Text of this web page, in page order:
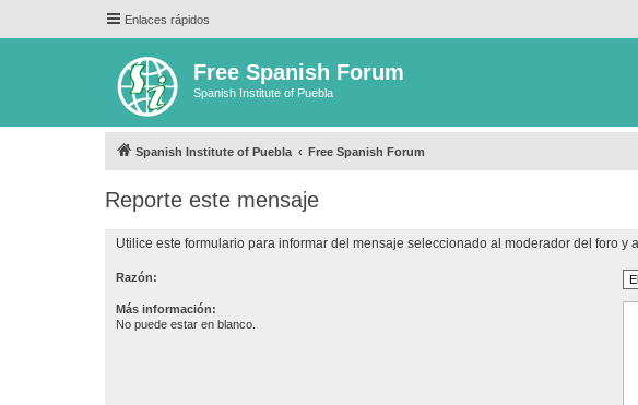
Enlaces rápidos
Free Spanish Forum
Spanish Institute of Puebla
Spanish Institute of Puebla Free Spanish Forum
Reporte este mensaje
Utilice este formulario para informar del mensaje seleccionado al moderador del foro
Razón:
Más información:
No puede estar en blanco.